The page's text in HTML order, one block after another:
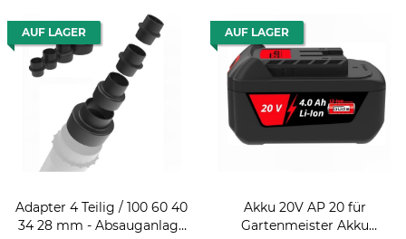
AUF LAGER
Adapter 4 Teilig / 100 60 40
34 28 mm - Absauganlage
AUF LAGER
Akku 20V AP 20 für
Gartenmeister Akku